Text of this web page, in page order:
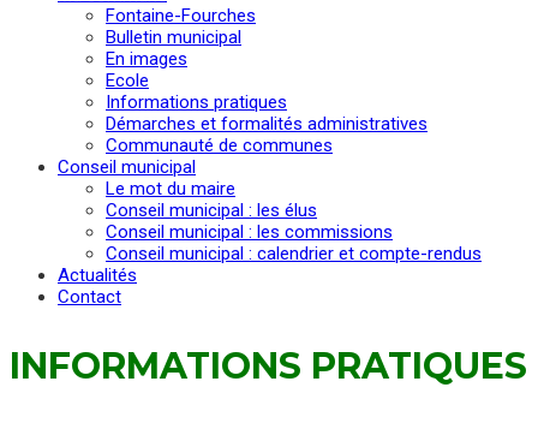
Fontaine-Fourches
Bulletin municipal
En images
Ecole
Informations pratiques
Démarches et formalités administratives
Communauté de communes
Conseil municipal
Le mot du maire
Conseil municipal : les élus
Conseil municipal : les commissions
Conseil municipal : calendrier et compte-rendus
Actualités
Contact
INFORMATIONS PRATIQUES